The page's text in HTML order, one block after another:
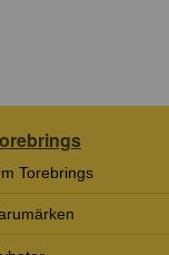
Torebrings